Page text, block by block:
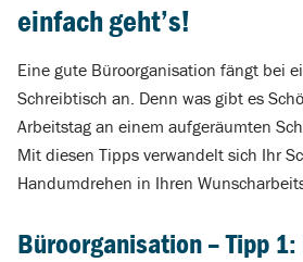
einfach geht’s!
Eine gute Büroorganisation fängt bei
Schreibtisch an. Denn was gibt es
Arbeitstag an einem aufgeräumten
Mit diesen Tipps verwandelt sich Ihr
Handumdrehen in Ihren
Büroorganisation – Tipp 1: